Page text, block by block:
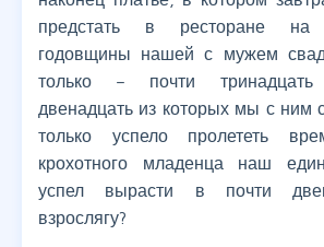
предстать в ресторане на
годовщины нашей с мужем
только – почти
двенадцать из которых мы с ним
только успело пролететь
крохотного младенца наш
успел вырасти в почти
взрослягу?